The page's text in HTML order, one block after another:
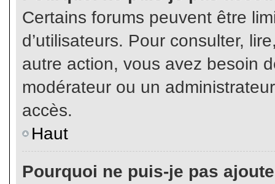
Certains forums peuvent être
d’utilisateurs. Pour consulter,
autre action, vous avez besoin
modérateur ou un
accès.
Haut
Pourquoi ne puis-je pas